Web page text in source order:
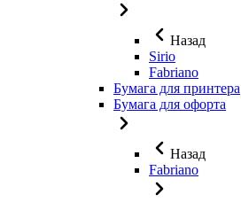
Назад
Sirio
Fabriano
Бумага для принтера
Бумага для офорта
Назад
Fabriano